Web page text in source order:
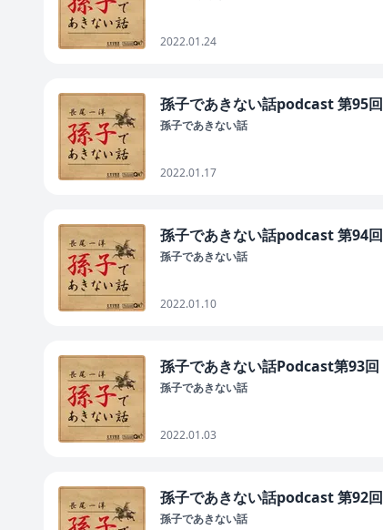
2022.01.24
孫子であきない話podcast 第95回
孫子であきない話
2022.01.17
孫子であきない話podcast 第94回
孫子であきない話
2022.01.10
孫子であきない話Podcast第93回
孫子であきない話
2022.01.03
孫子であきない話podcast 第92回
孫子であきない話